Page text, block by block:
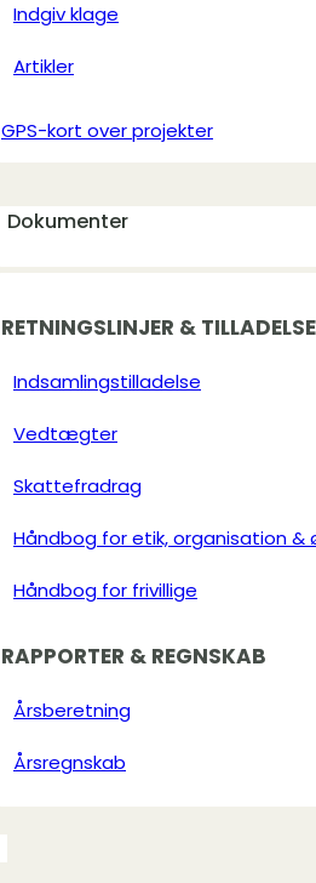
Indgiv klage
Artikler
GPS-kort over projekter
Dokumenter
RETNINGSLINJER &
Indsamlingstilladelse
Vedtægter
Skattefradrag
Håndbog for etik, organisation &
Håndbog for frivillige
RAPPORTER & REGNSKAB
Årsberetning
Årsregnskab